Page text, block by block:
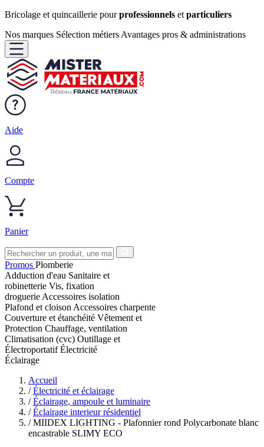
Bricolage et quincaillerie pourprofessionnels et particuliers
Nos marques Sélection métiers Avantages pros & administrations
Aide
Compte
Panier
Promos Plomberie
Adduction d'eau Sanitaire et
robinetterie Vis, fixation
droguerie Accessoires isolation
Plafond et cloison Accessoires charpente
Couverture et étanchéité Vêtement et
Protection Chauffage, ventilation
Climatisation (cvc) Outillage et
ÉlectroportatifÉlectricité
Éclairage
Accueil
/ Électricité et éclairage
/ Éclairage, ampoule et luminaire
/ Éclairage interieur résidentiel
/ MIIDEX LIGHTING - Plafonnier rond Polycarbonate blanc
encastrable SLIMY ECO